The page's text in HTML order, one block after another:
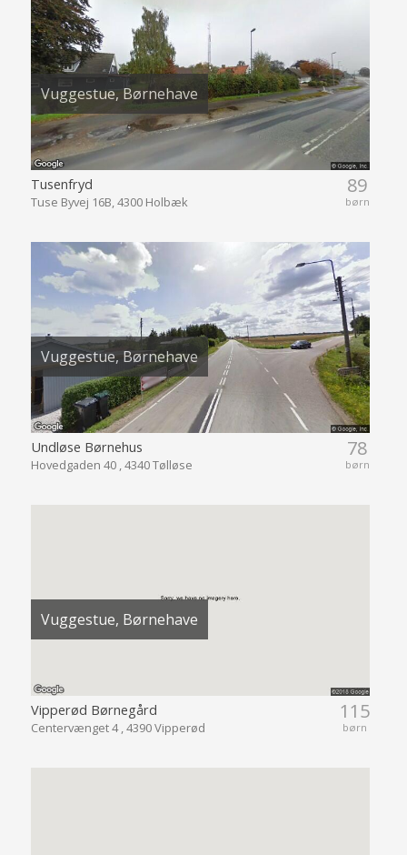
Vuggestue, Børnehave
89
børn
Tusenfryd
Tuse Byvej 16B, 4300 Holbæk
Vuggestue, Børnehave
78
børn
Undløse Børnehus
Hovedgaden 40 , 4340 Tølløse
Vuggestue, Børnehave
115
børn
Vipperød Børnegård
Centervænget 4 , 4390 Vipperød